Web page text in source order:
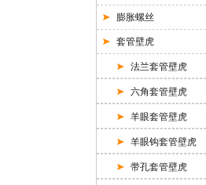
膨胀螺丝
套管壁虎
法兰套管壁虎
六角套管壁虎
羊眼套管壁虎
羊眼钩套管壁虎
带孔套管壁虎